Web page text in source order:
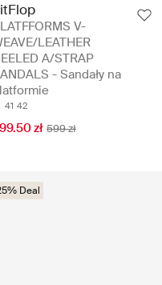
V-
LEATHER
A/STRAP
- Sandały na
41 42
zł 599 zł
Deal